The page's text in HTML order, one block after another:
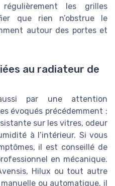
les grilles
que rien n’obstrue le
autour des portes et
au radiateur de
par une attention
évoqués précédemment :
sur les vitres, odeur
à l’intérieur. Si vous
il est conseillé de
en mécanique.
Hilux ou tout autre
ou automatique, il